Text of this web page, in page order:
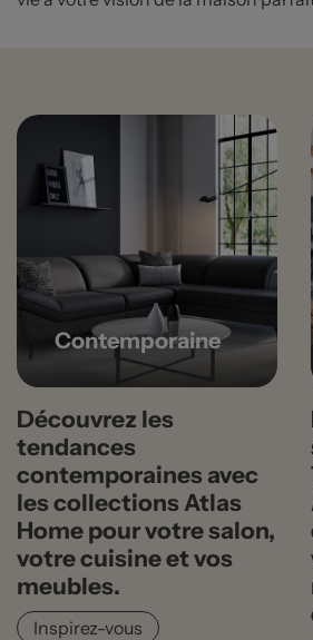
Découvrez les
tendances
contemporaines avec
les collections Atlas
Home pour votre salon,
votre cuisine et vos
meubles.
Inspirez-vous
Contemporaine